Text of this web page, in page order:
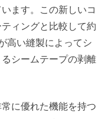
ます。この新しいコ
ィングと比較して約
高い縫製によってシ
シームテープの剥離
に優れた機能を持つ